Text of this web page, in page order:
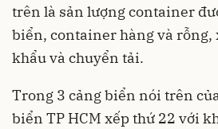
trên là sản lượng container
biển, container hàng và rỗng,
khẩu và chuyển tải.
Trong 3 cảng biển nói trên
biển TP HCM xếp thứ 22 với